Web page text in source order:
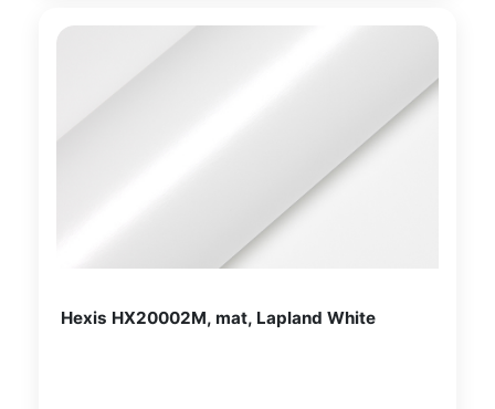
Hexis HX20002M, mat, Lapland White